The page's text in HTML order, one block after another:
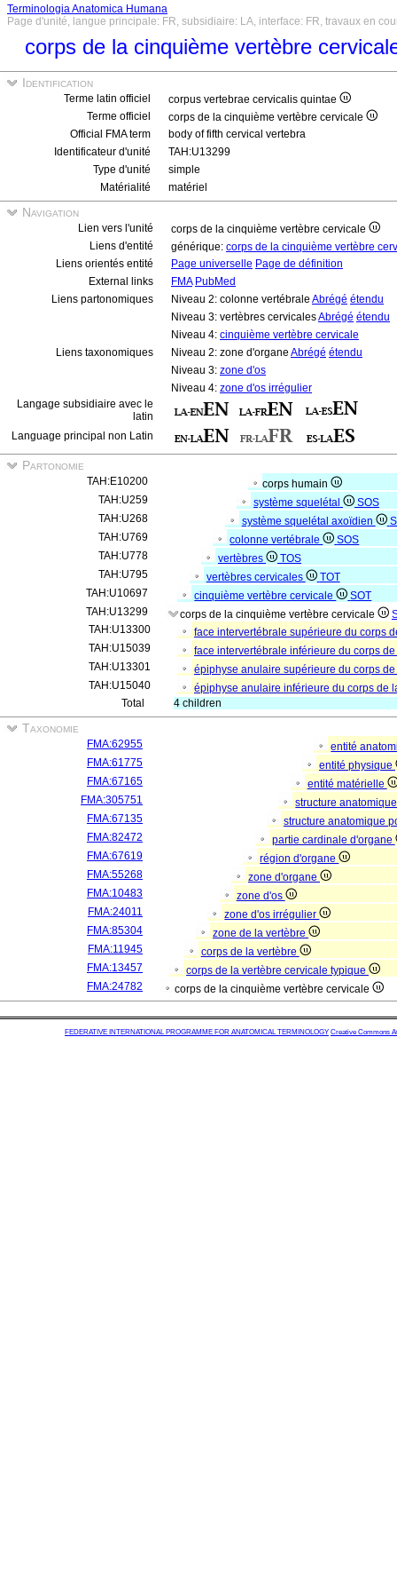
Terminologia Anatomica Humana
Page d'unité, langue principale: FR, subsidiaire: LA, interface: FR, travaux en
corps de la cinquième vertèbre
Identification
Terme latin officiel
corpus vertebrae cervicalis quintae
Terme officiel
corps de la cinquième vertèbre cervicale
Official FMA term
body of fifth cervical vertebra
Identificateur d'unité
TAH:U13299
Type d'unité
simple
Matérialité
matériel
Navigation
Lien vers l'unité
corps de la cinquième vertèbre cervicale
Liens d'entité
générique: corps de la cinquième vertèbre
Liens orientés entité
Page universelle Page de définition
External links
FMA PubMed
Liens partonomiques
Niveau 2: colonne vertébrale Abrégé étendu
Niveau 3: vertèbres cervicalesAbrégé étendu
Niveau 4: cinquième vertèbre cervicale
Liens taxonomiques
Niveau 2: zone d'organe Abrégé étendu
Niveau 3: zone d'os
Niveau 4: zone d'os irrégulier
Langage subsidiaire avec le
latin
Language principal non Latin
Partonomie
TAH:E10200
corps humain
TAH:U259
système squelétal
SOS
TAH:U268
système squelétal axoïdien
TAH:U769
colonne vertébrale
SOS
TAH:U778
vertèbres
TOS
TAH:U795
vertèbres cervicales
TOT
TAH:U10697
cinquième vertèbre cervicale
SOT
TAH:U13299
corps de la cinquième vertèbre cervicale
TAH:U13300
face intervertébrale supérieure du corps
TAH:U15039
face intervertébrale inférieure du corps
TAH:U13301
épiphyse anulaire supérieure du corps
TAH:U15040
épiphyse anulaire inférieure du corps de
Total
4 children
Taxonomie
FMA:62955
entité
FMA:61775
entité physique
FMA:67165
entité matérielle
FMA:305751
structure
FMA:67135
structure anatomique
FMA:82472
partie cardinale d'organe
FMA:67619
région d'organe
FMA:55268
zone d'organe
FMA:10483
zone d'os
FMA:24011
zone d'os irrégulier
FMA:85304
zone de la vertèbre
FMA:11945
corps de la vertèbre
FMA:13457
corps de la vertèbre cervicale typique
FMA:24782
corps de la cinquième vertèbre cervicale
FEDERATIVE INTERNATIONAL PROGRAMME FOR ANATOMICAL TERMINOLOGY Creative Commons